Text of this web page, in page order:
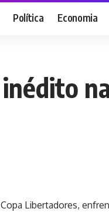
Política Economia
Libertadores,